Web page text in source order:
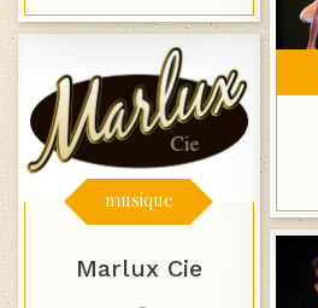
musique
Marlux Cie